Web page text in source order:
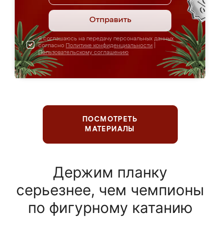
Отправить
Я соглашаюсь на передачу персональных данных
согласно Политике конфиденциальности
Пользовательскому соглашению
ПОСМОТРЕТЬ
МАТЕРИАЛЫ
Держим планку
серьезнее, чем чемпионы
по фигурному катанию